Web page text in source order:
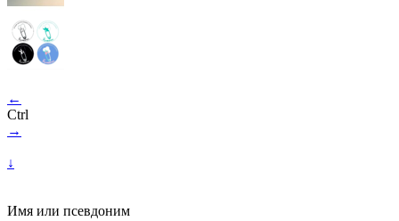
←
Ctrl
→
↓
Имя или псевдоним